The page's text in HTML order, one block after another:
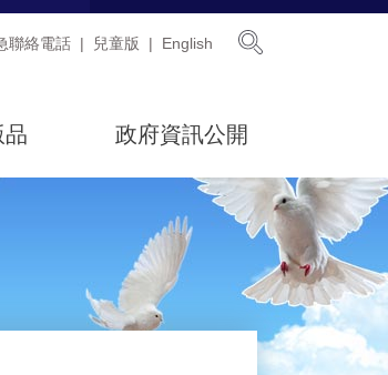
聯絡電話 兒童版 English
品 政府資訊公開